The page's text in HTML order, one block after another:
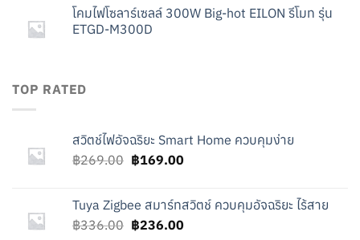
โคมไฟโซลาร์เซลล์ 300W Big-hot EILON รีโมท รุ่น
ETGD-M300D
TOP RATED
สวิตช์ไฟอัจฉริยะ Smart Home ควบคุมง่าย
฿269.00 Original
฿269.00.
฿169.00Current
฿169.00.
Tuya Zigbee สมาร์ทสวิตช์ ควบคุมอัจฉริยะ ไร้สาย
฿336.00 Original
฿236.00Current